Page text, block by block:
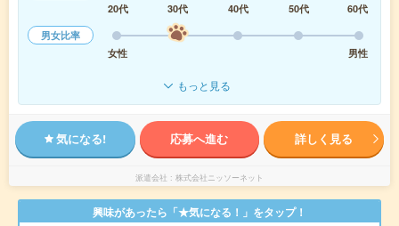
20代
30代 40代 50代
60代
男女比率
女性
男性
もっと見る
気になる! 応募へ進む 詳しく見る
派遣会社 株式会社ニッソーネット
興味があったら「★気になる！」をタップ！